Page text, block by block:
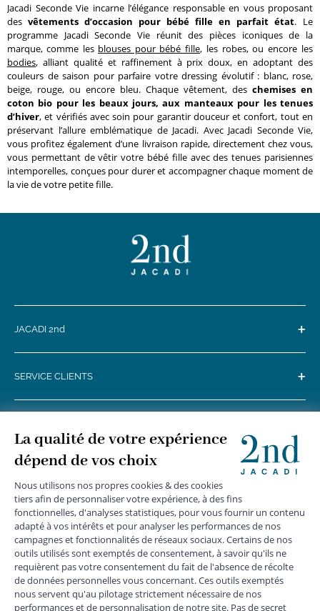
Jacadi Seconde Vie incarne l’élégance responsable en vous proposant
des vêtements d’occasion pour bébé fille en parfait état. Le
programme Jacadi Seconde Vie réunit des pièces iconiques de la
marque, comme les blouses pour bébé fille, les robes, ou encore les
bodies, alliant qualité et raffinement à prix doux, en adoptant des
couleurs de saison pour parfaire votre dressing évolutif : blanc, rose,
beige, rouge, ou encore bleu. Chaque vêtement, des chemises en
coton bio pour les beaux jours, aux manteaux pour les tenues
d’hiver, et vérifiés avec soin pour garantir douceur et confort, tout en
préservant l’allure emblématique de Jacadi. Avec Jacadi Seconde Vie,
vous profitez également d’une livraison rapide, directement chez vous,
vous permettant de vêtir votre bébé fille avec des tenues parisiennes
intemporelles, conçues pour durer et accompagner chaque moment de
la vie de votre petite fille.
JACADI 2nd +
SERVICE CLIENTS +
DONNÉES PERSONNELLES
*Livraison express gratuite en point relais dès 59 € et à domicile dès 150
€ vers la France Métropolitaine
Les données collectées par la société JACADI, responsable
du traitement, sont nécessaires à l'envoi de newsletters, à la
création de compte, pour le traitement, le suivi et la livraison
de votre commande, ainsi que pour le suivi de votre